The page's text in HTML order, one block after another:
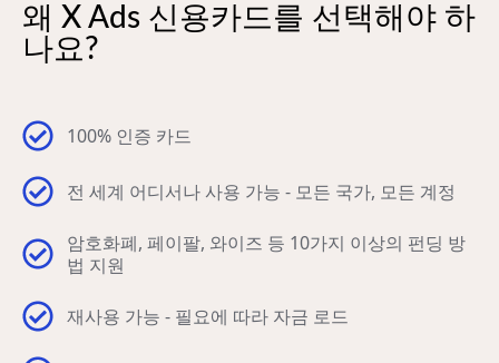
왜 X Ads 신용카드를 선택해야 하
나요?
100% 인증 카드
전 세계 어디서나 사용 가능 - 모든 국가, 모든 계정
암호화폐, 페이팔, 와이즈 등 10가지 이상의 펀딩 방
법 지원
재사용 가능 - 필요에 따라 자금 로드